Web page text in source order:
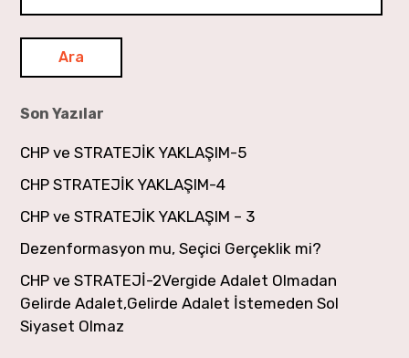
Son Yazılar
CHP ve STRATEJİK YAKLAŞIM-5
CHP STRATEJİK YAKLAŞIM-4
CHP ve STRATEJİK YAKLAŞIM – 3
Dezenformasyon mu, Seçici Gerçeklik mi?
CHP ve STRATEJİ-2Vergide Adalet Olmadan
Gelirde Adalet,Gelirde Adalet İstemeden Sol
Siyaset Olmaz